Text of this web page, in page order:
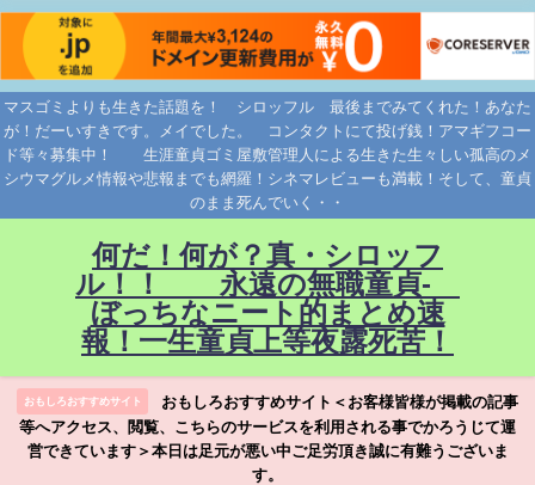
マスゴミよりも生きた話題を！ シロッフル 最後までみてくれた！あなた
が！だーいすきです。メイでした。 コンタクトにて投げ銭！アマギフコー
ド等々募集中！ 生涯童貞ゴミ屋敷管理人による生きた生々しい孤高のメ
シウマグルメ情報や悲報までも網羅！シネマレビューも満載！そして、童貞
のまま死んでいく・・
何だ！何が？真・シロッフ
ル！！ 永遠の無職童貞-
ぼっちなニート的まとめ速
報！一生童貞上等夜露死苦！
おもしろおすすめサイト
おもしろおすすめサイト＜お客様皆様が掲載の記事
等へアクセス、閲覧、こちらのサービスを利用される事でかろうじて運
営できています＞本日は足元が悪い中ご足労頂き誠に有難うございま
す。